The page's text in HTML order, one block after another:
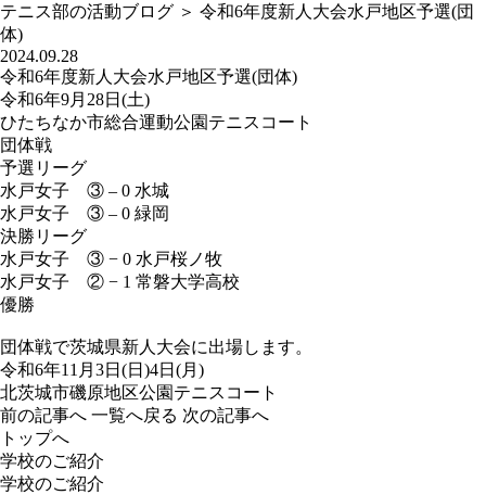
テニス部の活動ブログ ＞ 令和6年度新人大会水戸地区予選(団
体)
2024.09.28
令和6年度新人大会水戸地区予選(団体)
令和6年9月28日(土)
ひたちなか市総合運動公園テニスコート
団体戦
予選リーグ
水戸女子 ③ – 0 水城
水戸女子 ③ – 0 緑岡
決勝リーグ
水戸女子 ③ − 0 水戸桜ノ牧
水戸女子 ② − 1 常磐大学高校
優勝
団体戦で茨城県新人大会に出場します。
令和6年11月3日(日)4日(月)
北茨城市磯原地区公園テニスコート
前の記事へ 一覧へ戻る 次の記事へ
トップへ
学校のご紹介
学校のご紹介